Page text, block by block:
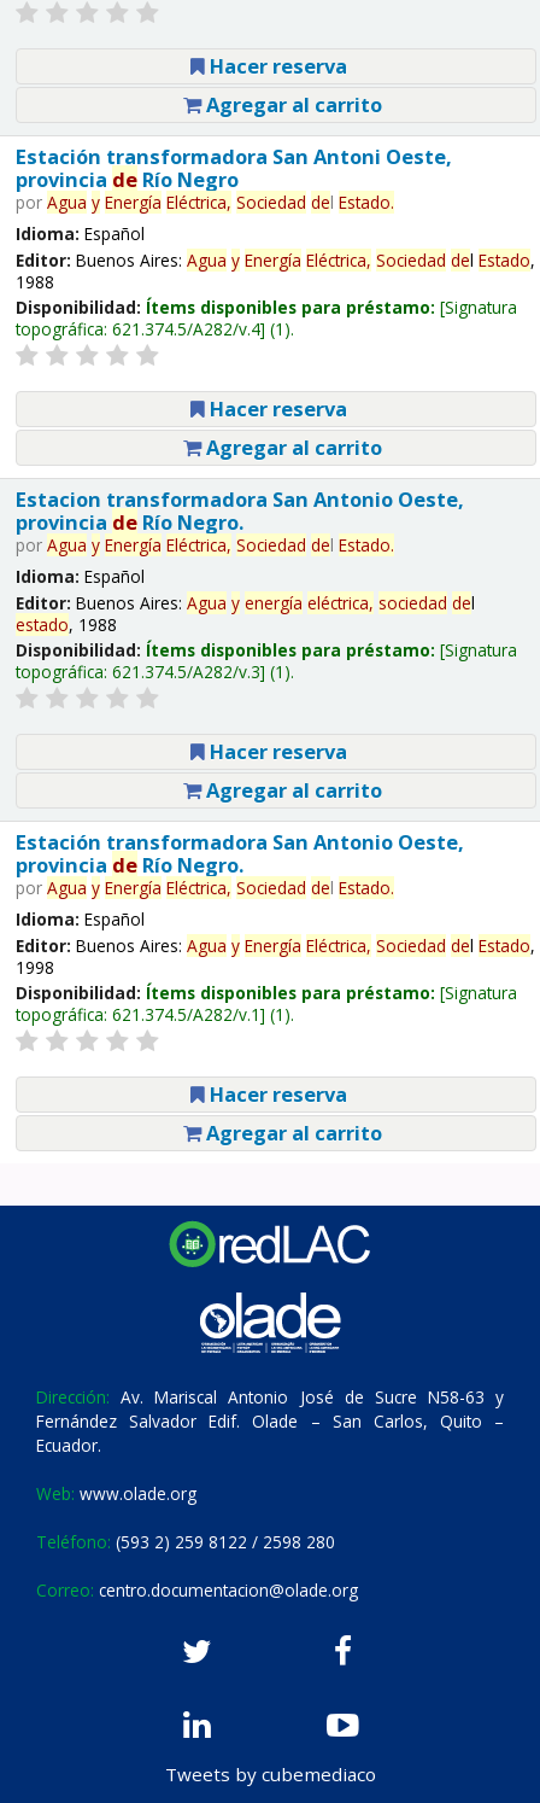
Hacer reserva
Agregar al carrito
Estación transformadora San Antoni Oeste,
provincia deRío Negro
por Agua y Energía Eléctrica, Sociedad del Estado.
Idioma: Español
Editor: Buenos Aires: Agua y Energía Eléctrica, Sociedad del Estado,
1988
Disponibilidad: Ítems disponibles para préstamo: Signatura
topográfica: 621.374.5/A282/v.4 (1).
Hacer reserva
Agregar al carrito
Estacion transformadora San Antonio Oeste,
provincia deRío Negro.
por Agua y Energía Eléctrica, Sociedad del Estado.
Idioma: Español
Editor: Buenos Aires: Agua y energía eléctrica, sociedad del
estado, 1988
Disponibilidad: Ítems disponibles para préstamo: Signatura
topográfica: 621.374.5/A282/v.3 (1).
Hacer reserva
Agregar al carrito
Estación transformadora San Antonio Oeste,
provincia deRío Negro.
por Agua y Energía Eléctrica, Sociedad del Estado.
Idioma: Español
Editor: Buenos Aires: Agua y Energía Eléctrica, Sociedad del Estado,
1998
Disponibilidad: Ítems disponibles para préstamo: Signatura
topográfica: 621.374.5/A282/v.1 (1).
Hacer reserva
Agregar al carrito
Dirección: Av. Mariscal Antonio José de Sucre N58-63 y
Fernández Salvador Edif. Olade – San Carlos, Quito –
Ecuador.
Web: www.olade.org
Teléfono: (593 2) 259 8122 / 2598 280
Correo: centro.documentacion@olade.org
Tweets by cubemediaco